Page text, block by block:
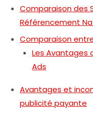
Comparaison des
Référencement
Comparaison
Les Avantages
Ads
Avantages et
publicité payante